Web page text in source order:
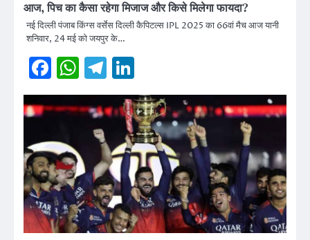
आज, पिच का कैसा रहेगा मिजाज और किसे मिलेगा फायदा?
नई दिल्ली पंजाब किंग्स वर्सेस दिल्ली कैपिटल्स IPL 2025 का 66वां मैच आज यानी
शनिवार, 24 मई को जयपुर के…
Facebook
WhatsApp
Telegram